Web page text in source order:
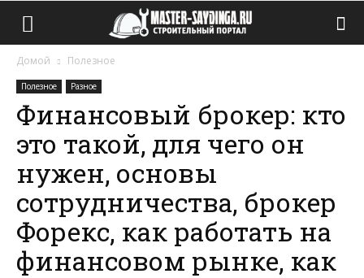
Домой Полезное
Полезное Разное
Финансовый брокер: кто
это такой, для чего он
нужен, основы
сотрудничества, брокер
Форекс, как работать на
финансовом рынке, как